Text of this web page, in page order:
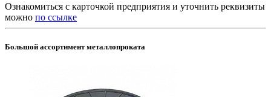
Ознакомиться с карточкой предприятия и уточнить реквизиты
можно по ссылке
Большой ассортимент металлопроката